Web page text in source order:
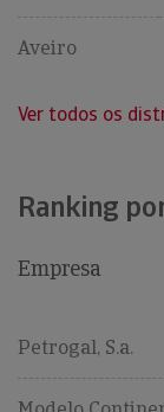
Aveiro
Ver todos os
Ranking
Empresa
Petrogal, S.a.